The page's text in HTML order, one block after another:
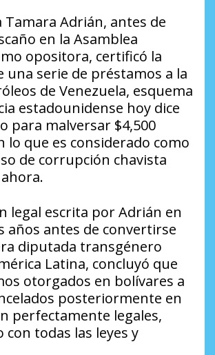
Tamara Adrián, antes de
en la Asamblea
opositora, certificó la
una serie de préstamos a la
de Venezuela, esquema
estadounidense hoy dice
para malversar $4,500
lo que es considerado como
de corrupción chavista
legal escrita por Adrián en
años antes de convertirse
diputada transgénero
Latina, concluyó que
otorgados en bolívares a
posteriormente en
perfectamente legales,
con todas las leyes y